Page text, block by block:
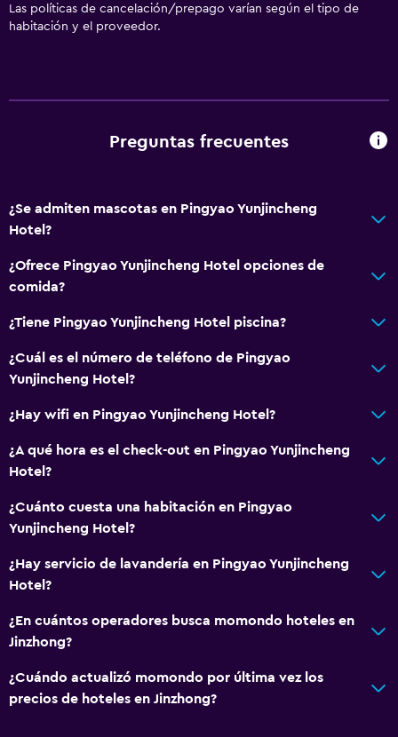
Recepción 24 horas
Artículos de aseo gratis
Calefacción
Comedor
Tetera/cafetera
Mesa de comedor
Accesibilidad y adecuación
Para no fumadores
Unidad ubicada en la planta baja
Mascotas permitidas bajo consulta (pueden aplicar cargos
extra)
Estacionamiento y transporte
Traslado aeropuerto
Las políticas de cancelación/prepago varían según el tipo de
habitación y el proveedor.
Preguntas frecuentes
¿Se admiten mascotas en Pingyao Yunjincheng
Hotel?
¿Ofrece Pingyao Yunjincheng Hotel opciones de
comida?
¿Tiene Pingyao Yunjincheng Hotel piscina?
¿Cuál es el número de teléfono de Pingyao
Yunjincheng Hotel?
¿Hay wifi en Pingyao Yunjincheng Hotel?
¿A qué hora es el check-out en Pingyao Yunjincheng
Hotel?
¿Cuánto cuesta una habitación en Pingyao
Yunjincheng Hotel?
¿Hay servicio de lavandería en Pingyao Yunjincheng
Hotel?
¿En cuántos operadores busca momondo hoteles en
Jinzhong?
¿Cuándo actualizó momondo por última vez los
precios de hoteles en Jinzhong?